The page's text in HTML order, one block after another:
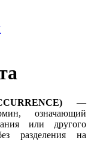
—
означающий
или другого
разделения на